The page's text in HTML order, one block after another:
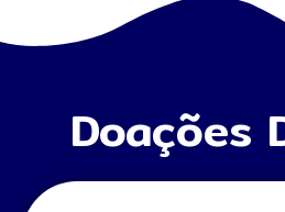
Doações